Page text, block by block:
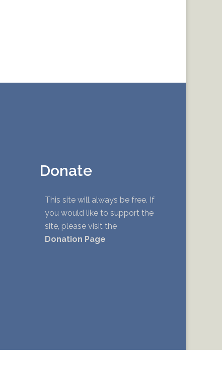
Donate
This site will always be free. If
you would like to support the
site, please visit the
Donation Page